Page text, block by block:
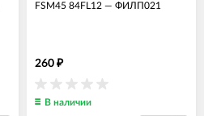
FSM45 84FL12 — ФИЛП021
260 ₽
В наличии